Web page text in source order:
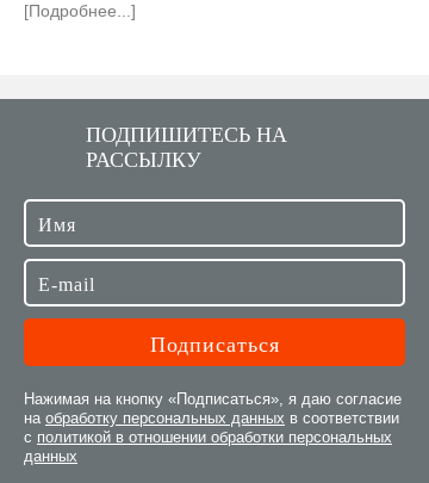
[Подробнее...]
ПОДПИШИТЕСЬ НА
РАССЫЛКУ
Нажимая на кнопку «Подписаться», я даю согласие
на обработку персональных данных в соответствии
с политикой в отношении обработки персональных
данных